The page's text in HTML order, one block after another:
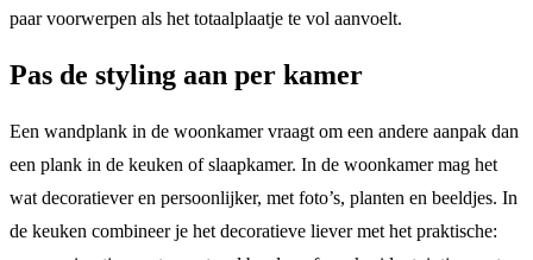
paar voorwerpen als het totaalplaatje te vol aanvoelt.
Pas de styling aan per kamer
Een wandplank in de woonkamer vraagt om een andere aanpak dan
een plank in de keuken of slaapkamer. In de woonkamer mag het
wat decoratiever en persoonlijker, met foto’s, planten en beeldjes. In
de keuken combineer je het decoratieve liever met het praktische: